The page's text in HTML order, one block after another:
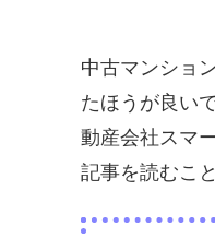
中古マンショ
たほうが良い
動産会社スマ
記事を読むこ